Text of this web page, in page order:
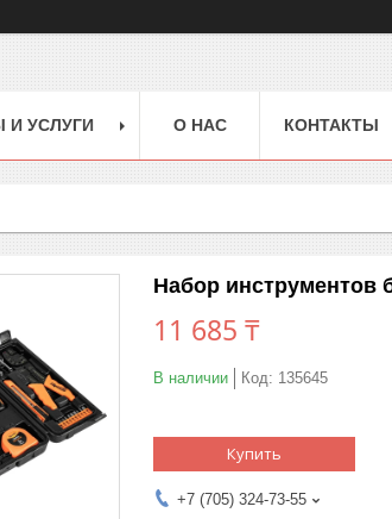
И УСЛУГИ О НАС КОНТАКТЫ
Набор инструментов
11 685 ₸
В наличии Код: 135645
Купить
+7 (705) 324-73-55